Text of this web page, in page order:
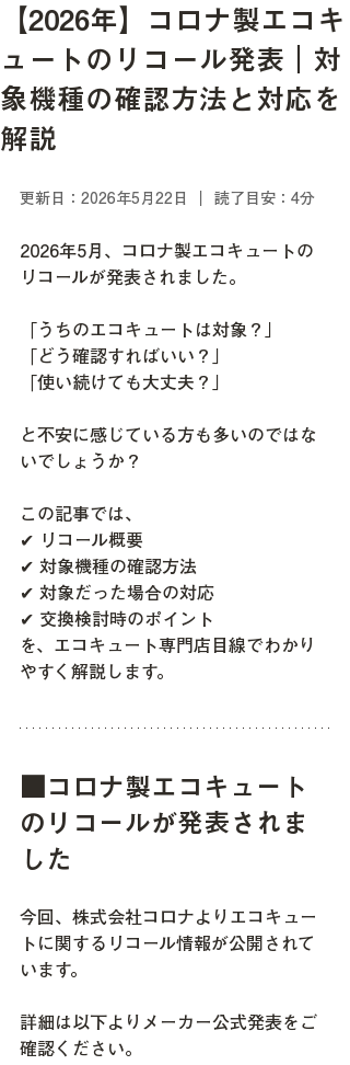
【2026年】コロナ製エコキ
ュートのリコール発表｜対
象機種の確認方法と対応を
解説
更新日：2026年5月22日 ｜ 読了目安：4分
2026年5月、コロナ製エコキュートの
リコールが発表されました。
「うちのエコキュートは対象？」
「どう確認すればいい？」
「使い続けても大丈夫？」
と不安に感じている方も多いのではな
いでしょうか？
この記事では、
✔ リコール概要
✔ 対象機種の確認方法
✔ 対象だった場合の対応
✔ 交換検討時のポイント
を、エコキュート専門店目線でわかり
やすく解説します。
■コロナ製エコキュート
のリコールが発表されま
した
今回、株式会社コロナよりエコキュー
トに関するリコール情報が公開されて
います。
詳細は以下よりメーカー公式発表をご
確認ください。